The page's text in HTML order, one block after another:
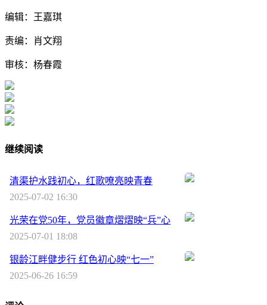
编辑：王嘉琪
责编：肖文翔
审核：杨春霞
继续阅读
清渠护水践初心，红歌嘹亮映青春
2025-07-02 16:30
光荣在党50年，党员徽章熠熠映“兵”心
2025-07-01 18:08
银龄江畔健步行 红色初心映“七一”
2025-06-26 16:59